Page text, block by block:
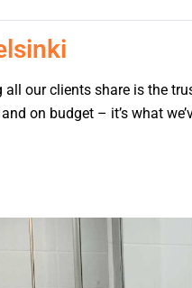
all our clients share is the
on budget – it’s what